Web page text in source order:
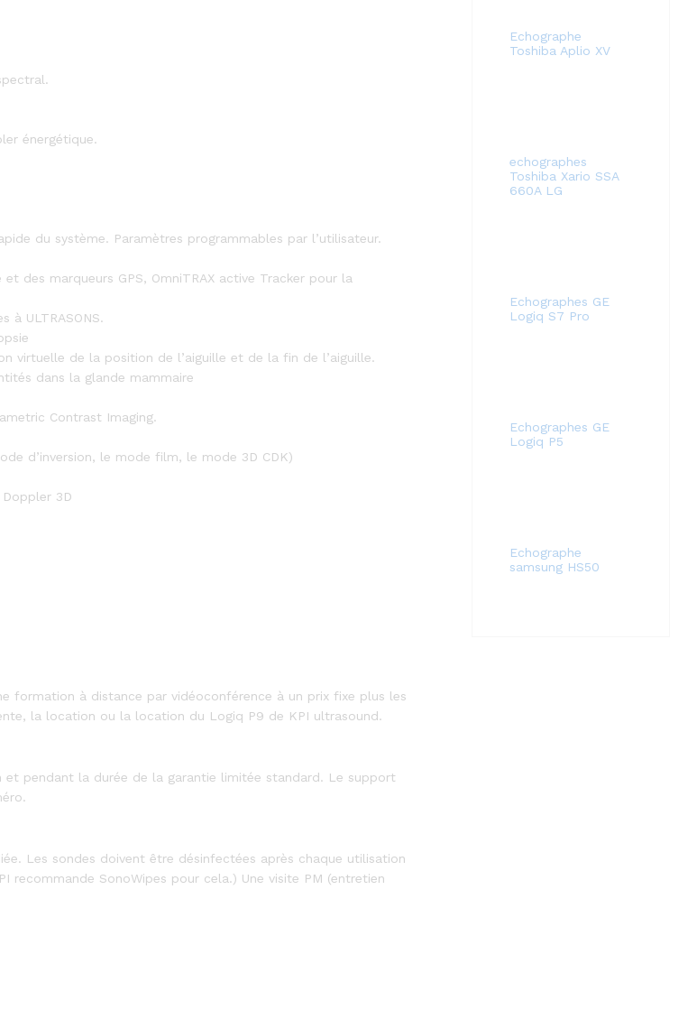
énergétique.
du système. Paramètres programmables par l’utilisateur.
des marqueurs GPS, OmniTRAX active Tracker pour la
à ULTRASONS.
virtuelle de la position de l’aiguille et de la fin de l’aiguille.
dans la glande mammaire
Contrast Imaging.
d’inversion, le mode film, le mode 3D CDK)
3D
formation à distance par vidéoconférence à un prix fixe plus les
la location ou la location du Logiq P9 de KPI ultrasound.
pendant la durée de la garantie limitée standard. Le support
Les sondes doivent être désinfectées après chaque utilisation
SonoWipes pour cela.) Une visite PM (entretien
Echographe
Toshiba Aplio XV
echographes
Toshiba Xario SSA
660A LG
Echographes GE
Logiq S7 Pro
Echographes GE
Logiq P5
Echographe
samsung HS50